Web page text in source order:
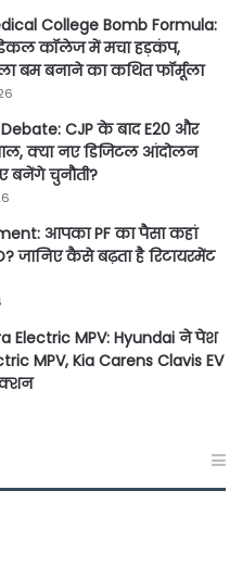
College Bomb Formula:
कॉलेज में मचा हड़कंप,
बम बनाने का कथित फॉर्मूला
CJP के बाद E20 और
क्या नए डिजिटल आंदोलन
बनेंगे चुनौती?
आपका PF का पैसा कहां
जानिए कैसे बढ़ता है रिटायरमेंट
Electric MPV: Hyundai ने पेश
MPV, Kia Carens Clavis EV